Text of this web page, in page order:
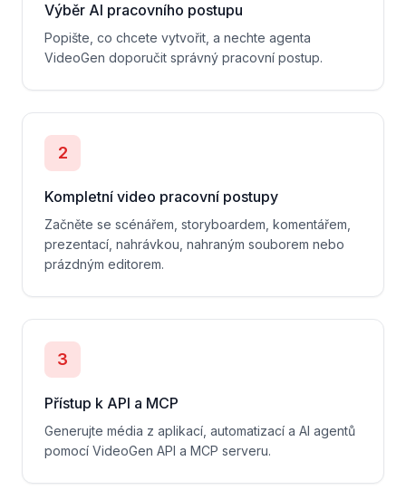
Výběr AI pracovního postupu
Popište, co chcete vytvořit, a nechte agenta
VideoGen doporučit správný pracovní postup.
2
Kompletní video pracovní postupy
Začněte se scénářem, storyboardem, komentářem,
prezentací, nahrávkou, nahraným souborem nebo
prázdným editorem.
3
Přístup k API a MCP
Generujte média z aplikací, automatizací a AI agentů
pomocí VideoGen API a MCP serveru.